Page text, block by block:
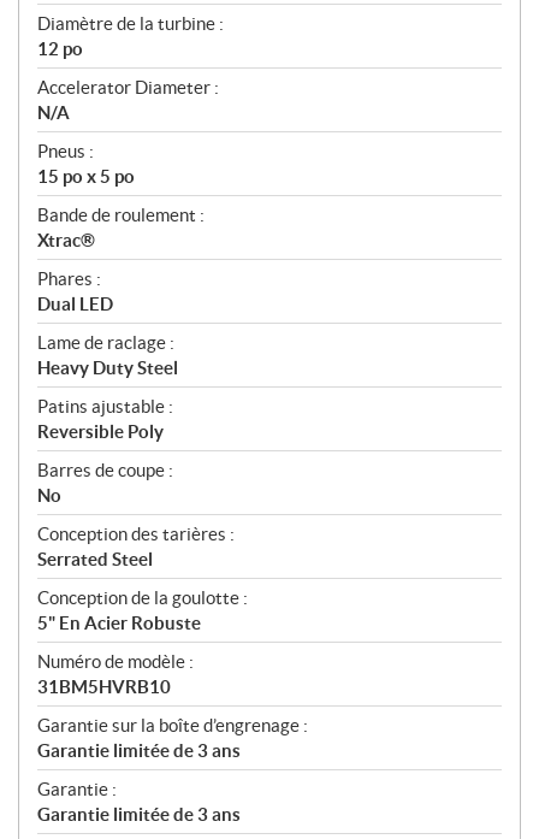
Diamètre de la turbine :
12 po
Accelerator Diameter :
N/A
Pneus :
15 po x 5 po
Bande de roulement :
Xtrac®
Phares :
Dual LED
Lame de raclage :
Heavy Duty Steel
Patins ajustable :
Reversible Poly
Barres de coupe :
No
Conception des tarières :
Serrated Steel
Conception de la goulotte :
5" En Acier Robuste
Numéro de modèle :
31BM5HVRB10
Garantie sur la boîte d’engrenage :
Garantie limitée de 3 ans
Garantie :
Garantie limitée de 3 ans